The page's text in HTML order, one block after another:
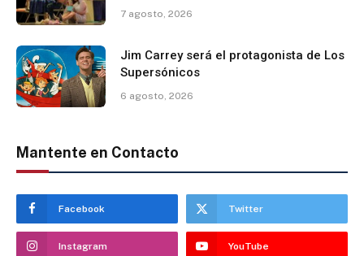
7 agosto, 2026
Jim Carrey será el protagonista de Los
Supersónicos
6 agosto, 2026
Mantente en Contacto
Facebook Twitter
Instagram YouTube